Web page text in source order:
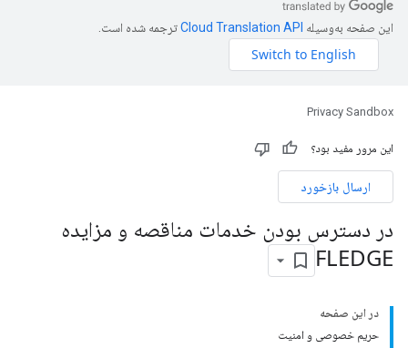
این صفحه به‌وسیله ترجمه شده است.
Privacy Sandbox
این مرور مفید بود؟
ارسال بازخورد
در دسترس بودن خدمات مناقصه و مزایده
FLEDGE
در این صفحه
حریم خصوصی و امنیت